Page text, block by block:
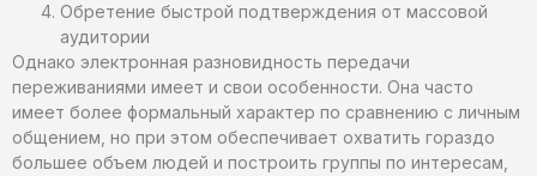
Обретение быстрой подтверждения от массовой
аудитории
Однако электронная разновидность передачи
переживаниями имеет и свои особенности. Она часто
имеет более формальный характер по сравнению с личным
общением, но при этом обеспечивает охватить гораздо
большее объем людей и построить группы по интересам,